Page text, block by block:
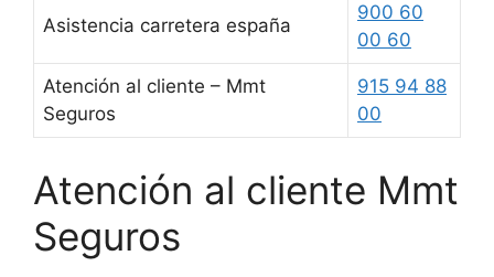
Asistencia carretera españa
900 60
00 60
Atención al cliente – Mmt
Seguros
915 94 88
00
Atención al cliente Mmt
Seguros